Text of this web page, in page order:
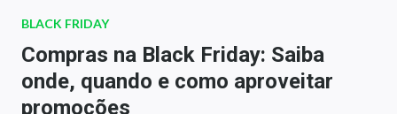
Newsletters
Money Trader
Anuncie
BLACK FRIDAY
Compras na Black Friday: Saiba
onde, quando e como aproveitar
promoções